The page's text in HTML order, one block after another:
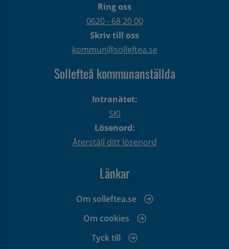
Ring oss
0620 - 68 20 00
Skriv till oss
kommun@solleftea.se
Sollefteå kommunanställda
Intranätet:
SKI
Lösenord:
Återställ ditt lösenord
Länkar
Om solleftea.se
Om cookies
Tyck till